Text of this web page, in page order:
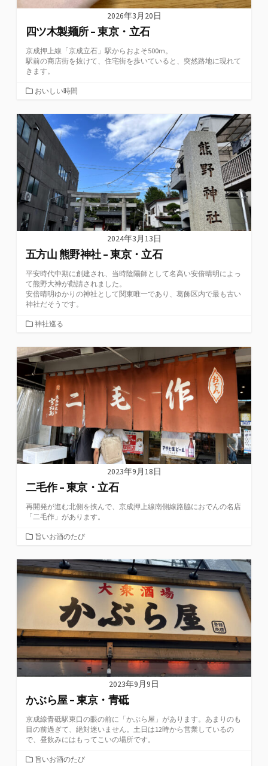
2026年3月20日
四ツ木製麺所 – 東京・立石
京成押上線「京成立石」駅からおよそ500m。
駅前の商店街を抜けて、住宅街を歩いていると、突然路地に現れて
きます。
カ
ゴ
リ
ー
おいしい時間
2024年3月13日
五方山 熊野神社 – 東京・立石
平安時代中期に創建され、当時陰陽師として名高い安倍晴明によっ
て熊野大神が勸請されました。
安倍晴明ゆかりの神社として関東唯一であり、葛飾区内で最も古い
神社だそうです。
カ
ゴ
リ
ー
神社巡る
2023年9月18日
二毛作 – 東京・立石
再開発が進む北側を挟んで、京成押上線南側線路脇におでんの名店
「二毛作」があります。
カ
ゴ
リ
ー
旨いお酒のたび
2023年9月9日
かぶら屋 – 東京・青砥
京成線青砥駅東口の眼の前に「かぶら屋」があります。あまりのも
目の前過ぎて、絶対迷いません。土日は12時から営業しているの
で、昼飲みにはもってこいの場所です。
カ旨いお酒のたび